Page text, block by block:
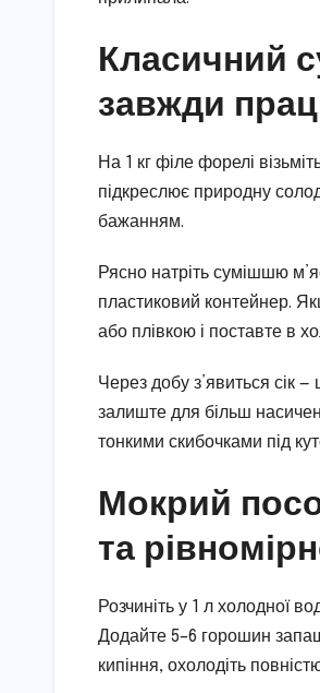
Класичний
завжди
На 1 кг філе форелі
підкреслює природну
бажанням.
Рясно натріть сумішшю
пластиковий контейнер.
або плівкою і поставте в
Через добу з’явиться сік
залиште для більш
тонкими скибочками під
Мокрий
та
Розчиніть у 1 л холодної
Додайте 5–6 горошин
кипіння, охолодіть